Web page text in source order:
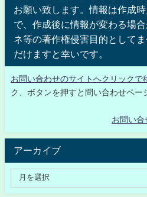
お願い致します。情報は作成
で、作成後に情報が変わる場
ネ等の著作権侵害目的として
だけますと幸いです。
お問い合わせのサイトへクリックで
ク、ボタンを押すと問い合わせペー
お問い合
アーカイブ